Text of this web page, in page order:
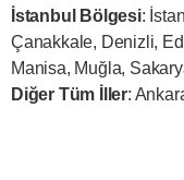
İstanbul Bölgesi:
Çanakkale, Denizli,
Manisa, Muğla,
Diğer Tüm İller: